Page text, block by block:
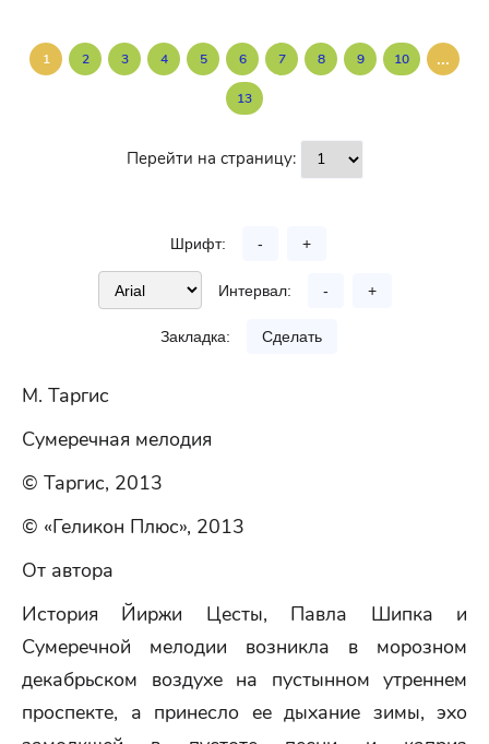
1 2 3 4 5 6 7 8 9 10 ...
13
Перейти на страницу:
Шрифт: - +
Интервал: - +
Закладка: Сделать
М. Таргис
Сумеречная мелодия
© Таргис, 2013
© «Геликон Плюс», 2013
От автора
История Йиржи Цесты, Павла Шипка и
Сумеречной мелодии возникла в морозном
декабрьском воздухе на пустынном утреннем
проспекте, а принесло ее дыхание зимы, эхо